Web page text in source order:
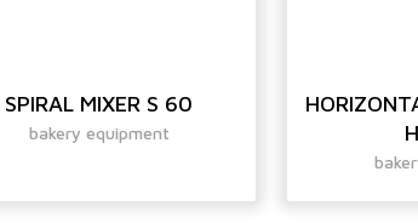
SPIRAL MIXER S 60
bakery equipment